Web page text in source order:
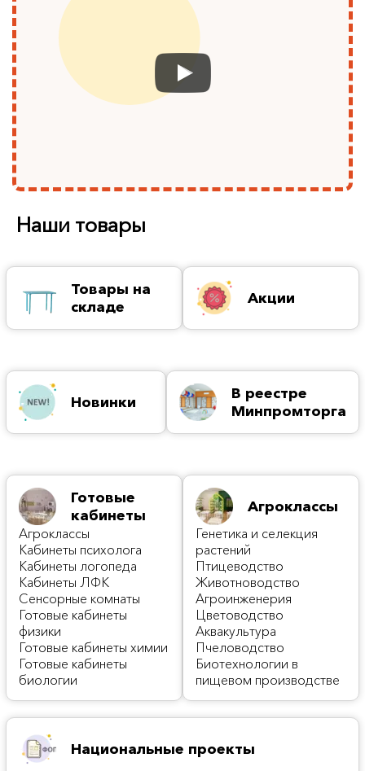
Наши товары
Товары на
складе
Акции
Новинки
В реестре
Минпромторга
Готовые
кабинеты
Агроклассы
Кабинеты психолога
Кабинеты логопеда
Кабинеты ЛФК
Сенсорные комнаты
Готовые кабинеты
физики
Готовые кабинеты химии
Готовые кабинеты
биологии
Агроклассы
Генетика и селекция
растений
Птицеводство
Животноводство
Агроинженерия
Цветоводство
Аквакультура
Пчеловодство
Биотехнологии в
пищевом производстве
Национальные проекты